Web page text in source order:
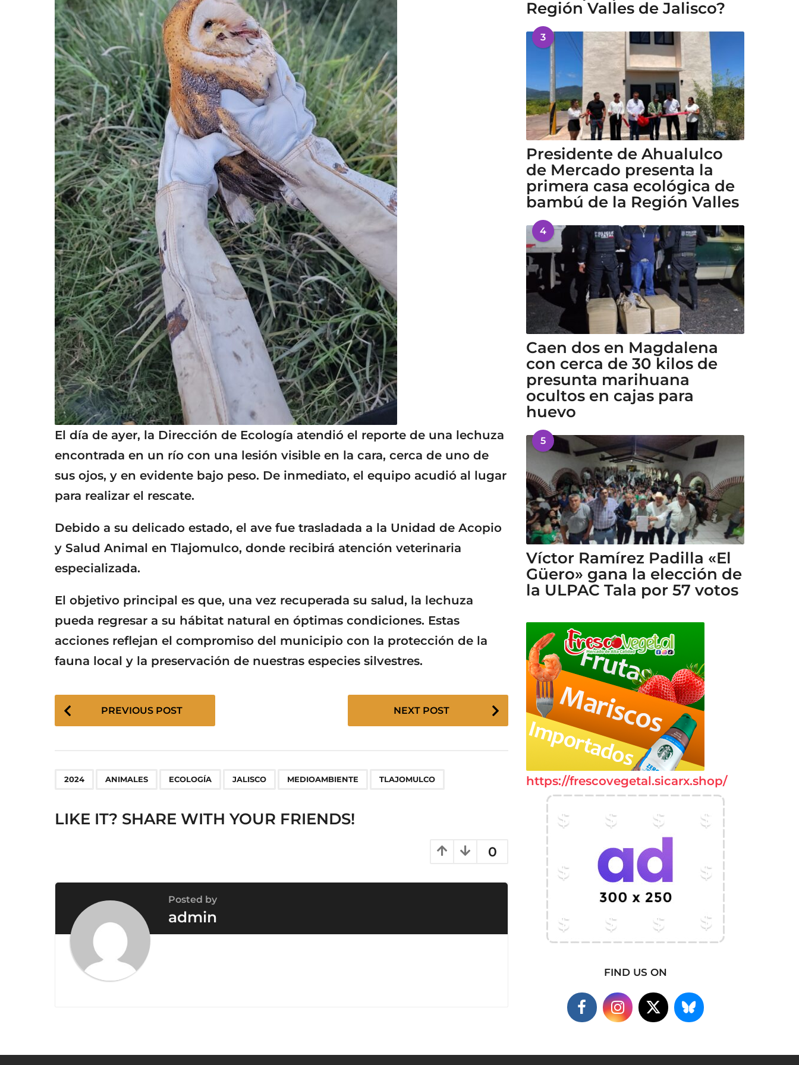
El día de ayer, la Dirección de Ecología atendió el reporte de una lechuza
encontrada en un río con una lesión visible en la cara, cerca de uno de
sus ojos, y en evidente bajo peso. De inmediato, el equipo acudió al lugar
para realizar el rescate.
Debido a su delicado estado, el ave fue trasladada a la Unidad de Acopio
y Salud Animal en Tlajomulco, donde recibirá atención veterinaria
especializada.
El objetivo principal es que, una vez recuperada su salud, la lechuza
pueda regresar a su hábitat natural en óptimas condiciones. Estas
acciones reflejan el compromiso del municipio con la protección de la
fauna local y la preservación de nuestras especies silvestres.
P
i
n
i
PREVIOUS POST NEXT POST
2024 ANIMALES ECOLOGÍA JALISCO MEDIOAMBIENTE TLAJOMULCO
LIKE IT? SHARE WITH YOUR FRIENDS!
0
Posted by
admin
Región Valles de Jalisco?
3
Presidente de Ahualulco
de Mercado presenta la
primera casa ecológica de
bambú de la Región Valles
4
Caen dos en Magdalena
con cerca de 30 kilos de
presunta marihuana
ocultos en cajas para
huevo
5
Víctor Ramírez Padilla «El
Güero» gana la elección de
la ULPAC Tala por 57 votos
https://frescovegetal.sicarx.shop/
FIND US ON